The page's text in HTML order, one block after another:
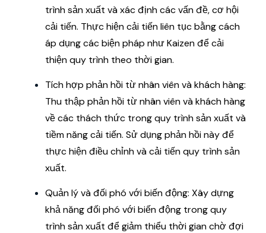
trình sản xuất và xác định các vấn đề, cơ hội
cải tiến. Thực hiện cải tiến liên tục bằng cách
áp dụng các biện pháp như Kaizen để cải
thiện quy trình theo thời gian.
Tích hợp phản hồi từ nhân viên và khách hàng:
Thu thập phản hồi từ nhân viên và khách hàng
về các thách thức trong quy trình sản xuất và
tiềm năng cải tiến. Sử dụng phản hồi này để
thực hiện điều chỉnh và cải tiến quy trình sản
xuất.
Quản lý và đối phó với biến động: Xây dựng
khả năng đối phó với biến động trong quy
trình sản xuất để giảm thiểu thời gian chờ đợi